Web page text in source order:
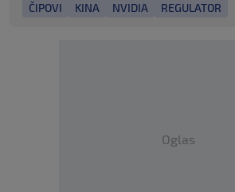
ČIPOVI KINA NVIDIA REGULATOR
Oglas